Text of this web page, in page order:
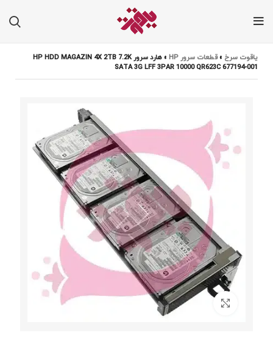
یاقوت سرخ »قطعات سرور HP »
هارد سرور HP HDD MAGAZIN 4X 2TB 7.2K
SATA 3G LFF 3PAR 10000 QR623C 677194-001
برای بزرگنمایی کلیک کنید